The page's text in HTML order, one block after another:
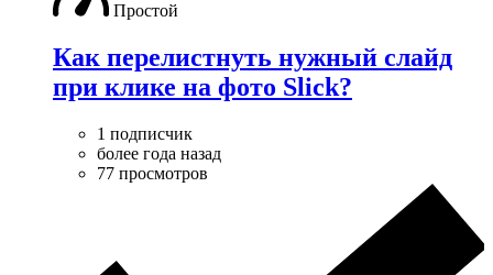
Простой
Как перелистнуть нужный слайд
при клике на фото Slick?
1 подписчик
более года назад
77 просмотров